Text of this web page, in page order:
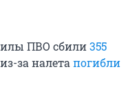
ПВО сбили355
за налета погибли